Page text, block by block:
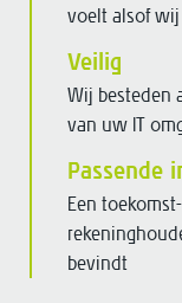
voelt alsof
Veilig
Wij besteden
van uw IT
Passende
Een
bevindt